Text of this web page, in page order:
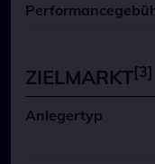
ZIELMARKT[3]
Anlegertyp